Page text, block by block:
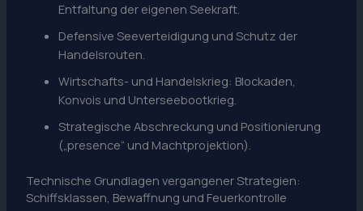
Entfaltung der eigenen Seekraft.
Defensive Seeverteidigung und Schutz der
Handelsrouten.
Wirtschafts- und Handelskrieg: Blockaden,
Konvois und Unterseebootkrieg.
Strategische Abschreckung und Positionierung
(„presence“ und Machtprojektion).
Technische Grundlagen vergangener Strategien:
Schiffsklassen, Bewaffnung und Feuerkontrolle